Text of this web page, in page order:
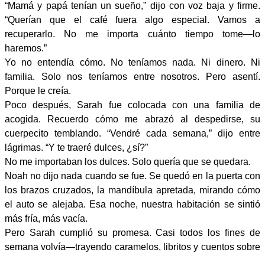
“Mamá y papá tenían un sueño,” dijo con voz baja y firme.
“Querían que el café fuera algo especial. Vamos a
recuperarlo. No me importa cuánto tiempo tome—lo
haremos.”
Yo no entendía cómo. No teníamos nada. Ni dinero. Ni
familia. Solo nos teníamos entre nosotros. Pero asentí.
Porque le creía.
Poco después, Sarah fue colocada con una familia de
acogida. Recuerdo cómo me abrazó al despedirse, su
cuerpecito temblando. “Vendré cada semana,” dijo entre
lágrimas. “Y te traeré dulces, ¿sí?”
No me importaban los dulces. Solo quería que se quedara.
Noah no dijo nada cuando se fue. Se quedó en la puerta con
los brazos cruzados, la mandíbula apretada, mirando cómo
el auto se alejaba. Esa noche, nuestra habitación se sintió
más fría, más vacía.
Pero Sarah cumplió su promesa. Casi todos los fines de
semana volvía—trayendo caramelos, libritos y cuentos sobre